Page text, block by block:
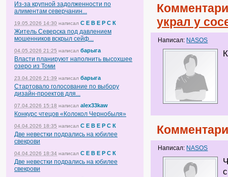
Из-за крупной задолженности по
алиментам северчанин...
19.05.2026 14:30 написал С Е В Е Р С К
Житель Северска под давлением
мошенников вскрыл сейф...
04.05.2026 21:25 написал барыга
Власти планируют наполнить высохшее
озеро из Томи
23.04.2026 21:39 написал барыга
Стартовало голосование по выбору
дизайн-проектов для...
07.04.2026 15:18 написал alex33kaw
Конкурс чтецов «Колокол Чернобыля»
04.04.2026 18:35 написал С Е В Е Р С К
Две невестки подрались на юбилее
свекрови
04.04.2026 18:34 написал С Е В Е Р С К
Две невестки подрались на юбилее
свекрови
украл у
Написал: NASOS
Написал: NASOS